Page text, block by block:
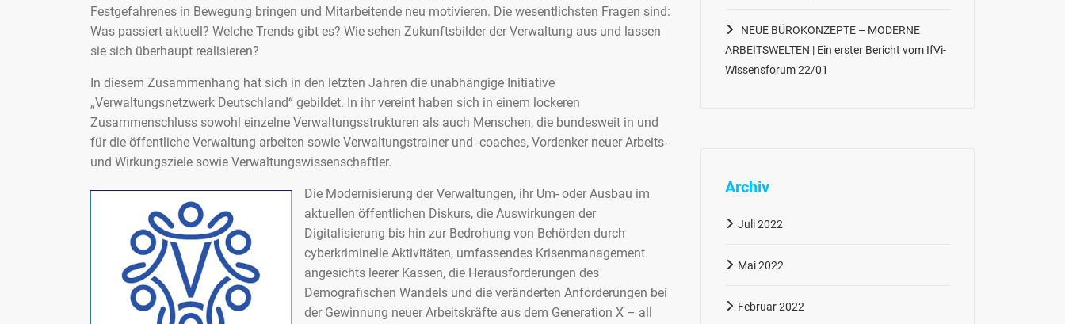
Festgefahrenes in Bewegung bringen und Mitarbeitende neu motivieren. Die wesentlichsten Fragen sind:
Was passiert aktuell? Welche Trends gibt es? Wie sehen Zukunftsbilder der Verwaltung aus und lassen
sie sich überhaupt realisieren?
In diesem Zusammenhang hat sich in den letzten Jahren die unabhängige Initiative
„Verwaltungsnetzwerk Deutschland“ gebildet. In ihr vereint haben sich in einem lockeren
Zusammenschluss sowohl einzelne Verwaltungsstrukturen als auch Menschen, die bundesweit in und
für die öffentliche Verwaltung arbeiten sowie Verwaltungstrainer und -coaches, Vordenker neuer Arbeits-
und Wirkungsziele sowie Verwaltungswissenschaftler.
Die Modernisierung der Verwaltungen, ihr Um- oder Ausbau im
aktuellen öffentlichen Diskurs, die Auswirkungen der
Digitalisierung bis hin zur Bedrohung von Behörden durch
cyberkriminelle Aktivitäten, umfassendes Krisenmanagement
angesichts leerer Kassen, die Herausforderungen des
Demografischen Wandels und die veränderten Anforderungen bei
der Gewinnung neuer Arbeitskräfte aus dem Generation X – all
NEUE BÜROKONZEPTE – MODERNE
ARBEITSWELTEN | Ein erster Bericht vom IfVi-
Wissensforum 22/01
Archiv
Juli 2022
Mai 2022
Februar 2022